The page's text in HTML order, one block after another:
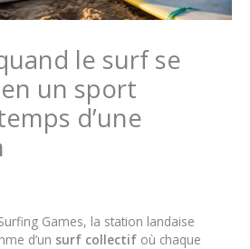
le surf se
un sport
d’une
Games, la station landaise
d’un surf collectif où chaque